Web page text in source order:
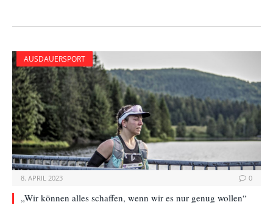
AUSDAUERSPORT
8. APRIL 2023 0
„Wir können alles schaffen, wenn wir es nur genug wollen“